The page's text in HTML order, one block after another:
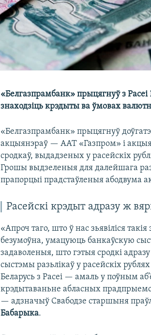
«Белгазпрамбанк» прыцягнуў з
знаходзіць крэдыты ва ўмовах
«Белгазпрамбанк» прыцягнуў
акцыянэраў — ААТ «Газпром» і
сродкаў, выдадзеных у расейскіх
Грошы выдзеленыя для далейшага
прапорцыі прадстаўленыя абодвума
Расейскі крэдыт адразу ж
«Апроч таго, што ў нас зьявіліся
безумоўна, умацуюць банкаўскую
задаволеныя, што гэтыя сродкі
сыстэмы разьлікаў у расейскіх
Беларусь з Расеі — амаль у поўным
крэдытаваньне абласных
— адзначыў Свабодзе старшыня
Бабарыка.